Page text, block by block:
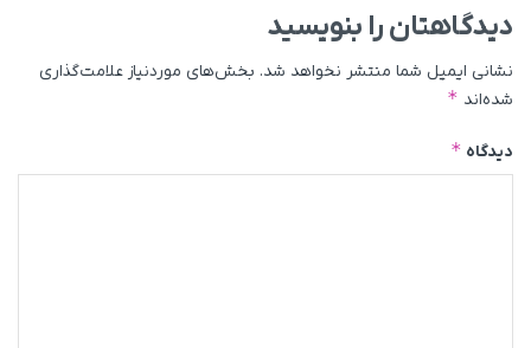
دیدگاهتان را بنویسید
نشانی ایمیل شما منتشر نخواهد شد. بخش‌های موردنیاز علامت‌گذاری
شده‌اند *
دیدگاه *